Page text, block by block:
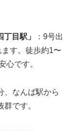
目駅」
：9号出
す。徒歩約1〜
心です。
、なんば駅から
です。